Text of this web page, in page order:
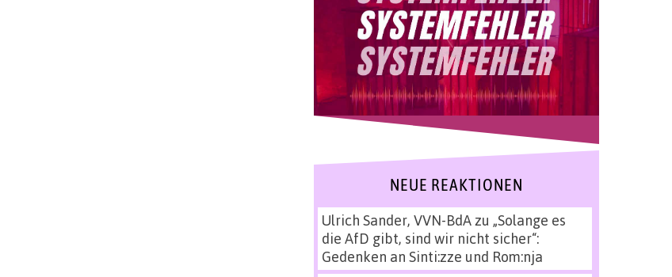
NEUE REAKTIONEN
Ulrich Sander, VVN-BdAzu „Solange es
die AfD gibt, sind wir nicht sicher“:
Gedenken an Sinti:zze und Rom:nja